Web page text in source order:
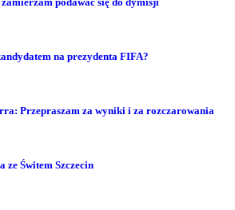
na prezydenta FIFA?
Marcin Herra: Przepraszam za wyniki i za rozczarowania
ze Świtem Szczecin